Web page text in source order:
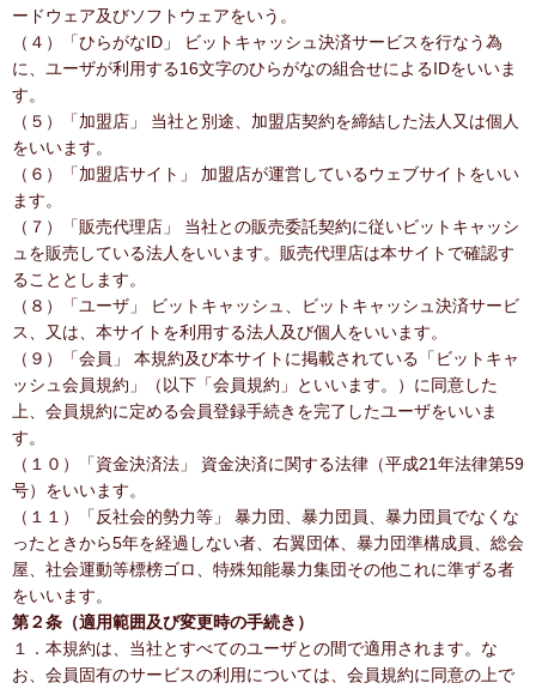
ードウェア及びソフトウェアをいう。
（４）「ひらがなID」 ビットキャッシュ決済サービスを行なう為
に、ユーザが利用する16文字のひらがなの組合せによるIDをいいま
す。
（５）「加盟店」 当社と別途、加盟店契約を締結した法人又は個人
をいいます。
（６）「加盟店サイト」 加盟店が運営しているウェブサイトをいい
ます。
（７）「販売代理店」 当社との販売委託契約に従いビットキャッシ
ュを販売している法人をいいます。販売代理店は本サイトで確認す
ることとします。
（８）「ユーザ」 ビットキャッシュ、ビットキャッシュ決済サービ
ス、又は、本サイトを利用する法人及び個人をいいます。
（９）「会員」 本規約及び本サイトに掲載されている「ビットキャ
ッシュ会員規約」（以下「会員規約」といいます。）に同意した
上、会員規約に定める会員登録手続きを完了したユーザをいいま
す。
（１０）「資金決済法」 資金決済に関する法律（平成21年法律第59
号）をいいます。
（１１）「反社会的勢力等」 暴力団、暴力団員、暴力団員でなくな
ったときから5年を経過しない者、右翼団体、暴力団準構成員、総会
屋、社会運動等標榜ゴロ、特殊知能暴力集団その他これに準ずる者
をいいます。
第２条（適用範囲及び変更時の手続き）
１．本規約は、当社とすべてのユーザとの間で適用されます。な
お、会員固有のサービスの利用については、会員規約に同意の上で